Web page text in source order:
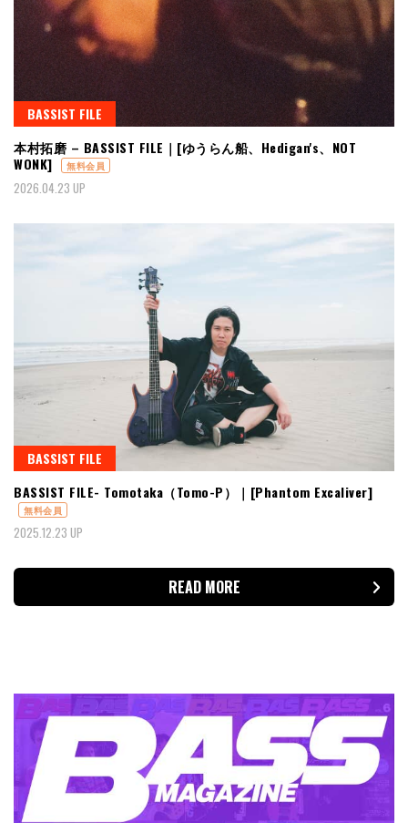
BASSIST FILE
本村拓磨 – BASSIST FILE｜[ゆうらん船、Hedigan's、NOT
WONK]
無料会員
2026.04.23 UP
BASSIST FILE
BASSIST FILE- Tomotaka（Tomo-P）｜[Phantom Excaliver]
無料会員
2025.12.23 UP
READ MORE